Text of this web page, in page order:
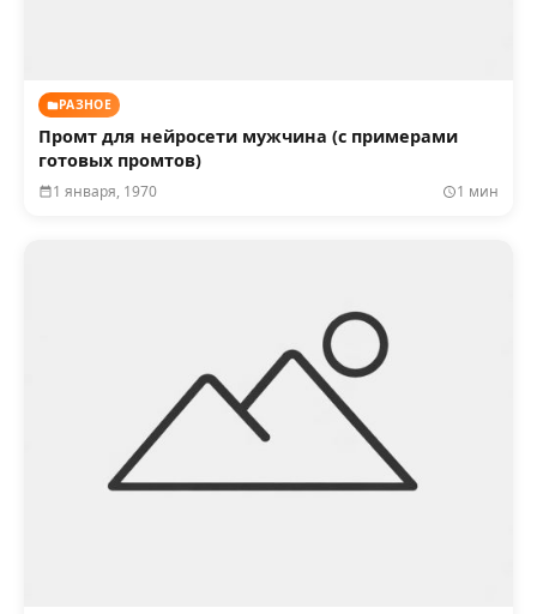
РАЗНОЕ
Промт для нейросети мужчина (с примерами
готовых промтов)
1 января, 1970 1 мин